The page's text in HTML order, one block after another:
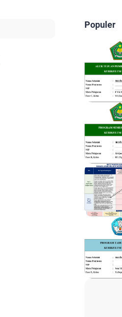
Populer